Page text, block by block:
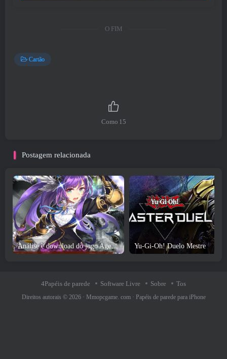
O FIM
Cartão
Como 15
Postagem relacionada
Análise e download do jogo Age of Ishtaria Yu-Gi-Oh! Duelo Mestre
4Papéis de parede Software Livre Sobre Tos
Direitos autorais © 2026 · Mmopcgame. com· Papéis de parede para iPhone